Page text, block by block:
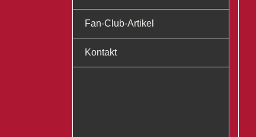
Fan-Club-Artikel
Kontakt